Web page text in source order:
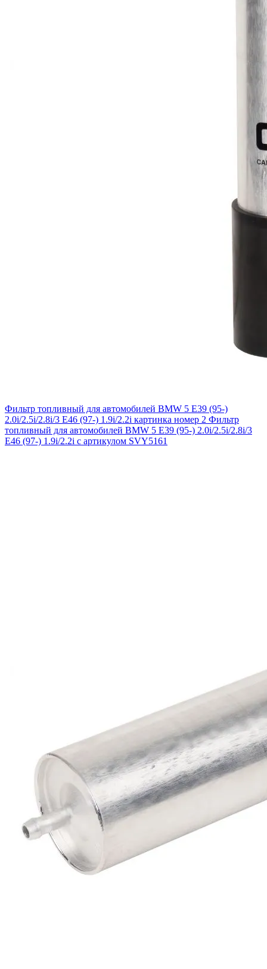
Фильтр топливный для автомобилей BMW 5 E39 (95-)
2.0i/2.5i/2.8i/3 E46 (97-) 1.9i/2.2i картинка номер 2 Фильтр
топливный для автомобилей BMW 5 E39 (95-) 2.0i/2.5i/2.8i/3
E46 (97-) 1.9i/2.2i с артикулом SVY5161